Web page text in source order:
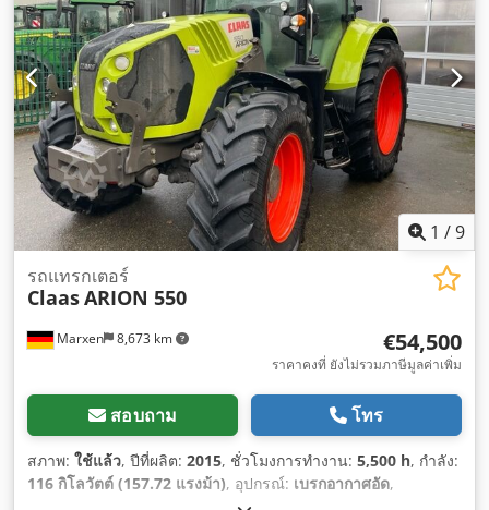
1 /9
Marxen 8,673 km
รถแทรกเตอร์
ClaasARION 550
€54,500
ราคาคงที่ ยังไม่รวมภาษีมูลค่าเพิ่ม
สอบถาม โทร
สภาพ: ใช้แล้ว, ปีที่ผลิต: 2015, ชั่วโมงการทำงาน: 5,500 h, กำลัง:
116 กิโลวัตต์ (157.72 แรงม้า), อุปกรณ์: เบรกอากาศอัด,